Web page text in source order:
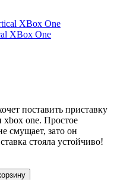
XBox One
поставить приставку
xbox one. Простое
смущает, зато он
стояла устойчиво!